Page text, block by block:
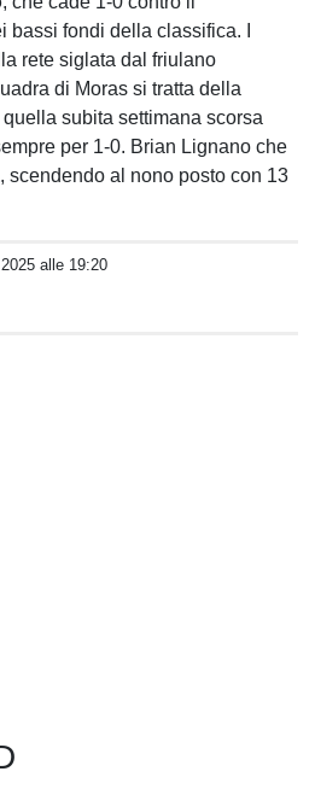
bassi fondi della classifica. I
rete siglata dal friulano
di Moras si tratta della
subita settimana scorsa
per 1-0. Brian Lignano che
al nono posto con 13
alle 19:20